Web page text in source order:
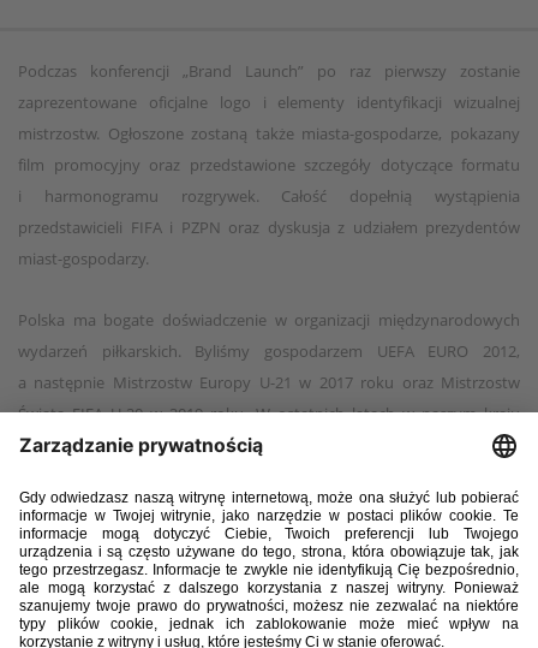
Podczas konferencji „Brand Launch” po raz pierwszy zostanie
zaprezentowane oficjalne logo i elementy identyfikacji wizualnej
mistrzostw. Ogłoszone zostaną także miasta-gospodarze, pokazany
film promocyjny oraz przedstawione szczegóły dotyczące formatu
i harmonogramu rozgrywek. Całość dopełnią wystąpienia
przedstawicieli FIFA i PZPN oraz dyskusja z udziałem prezydentów
miast-gospodarzy.
Polska ma bogate doświadczenie w organizacji międzynarodowych
wydarzeń piłkarskich. Byliśmy gospodarzem UEFA EURO 2012,
a następnie Mistrzostw Europy U-21 w 2017 roku oraz Mistrzostw
Świata FIFA U-20 w 2019 roku. W ostatnich latach w naszym kraju
odbywały się także największe finały klubowych rozgrywek –
Konferencji UEFA we Wrocławiu.
Piłka nożna kobiet jest jednym z kluczowych obszarów działalności
Polskiego Związku Piłki Nożnej. W tym roku, na Podkarpaciu, odbyły
się Mistrzostwa Europy Kobiet U-19 – wydarzenie, które pokazało